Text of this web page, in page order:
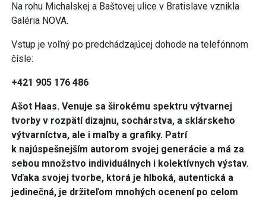
Na rohu Michalskej a Baštovej ulice v Bratislave vznikla
Galéria NOVA.
Vstup je voľný po predchádzajúcej dohode na telefónnom
čísle:
+421 905 176 486
Ašot Haas. Venuje sa širokému spektru výtvarnej
tvorby v rozpätí dizajnu, sochárstva, a sklárskeho
výtvarníctva, ale i maľby a grafiky. Patrí
k najúspešnejším autorom svojej generácie a má za
sebou množstvo individuálnych i kolektívnych výstav.
Vďaka svojej tvorbe, ktorá je hlboká, autentická a
jedinečná, je držiteľom mnohých ocenení po celom